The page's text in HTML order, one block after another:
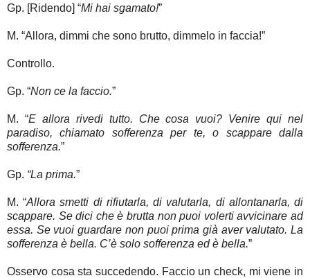
Gp. [Ridendo] “Mi hai sgamato!”
M. “Allora, dimmi che sono brutto, dimmelo in faccia!”
Controllo.
Gp. “Non ce la faccio.”
M. “E allora rivedi tutto. Che cosa vuoi? Venire qui nel
paradiso, chiamato sofferenza per te, o scappare dalla
sofferenza.”
Gp. “La prima.”
M. “Allora smetti di rifiutarla, di valutarla, di allontanarla, di
scappare. Se dici che è brutta non puoi volerti avvicinare ad
essa. Se vuoi guardare non puoi prima già aver valutato. La
sofferenza è bella. C’è solo sofferenza ed è bella.”
Osservo cosa sta succedendo. Faccio un check, mi viene in